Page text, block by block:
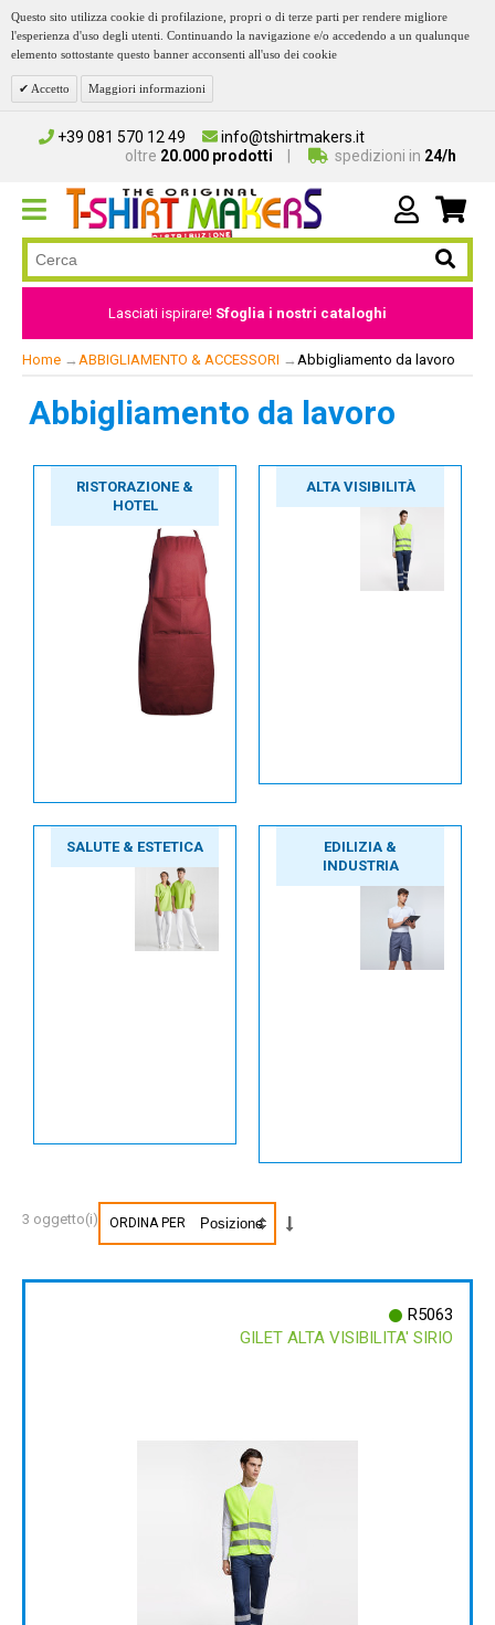
Questo sito utilizza cookie di profilazione, propri o di terze parti per rendere migliore
l'esperienza d'uso degli utenti. Continuando la navigazione e/o accedendo a un qualunque
elemento sottostante questo banner acconsenti all'uso dei cookie
Accetto Maggiori informazioni
+39 081 570 12 49
info@tshirtmakers.it
oltre 20.000 prodotti spedizioni in 24/h
Lasciati ispirare! Sfoglia i nostri cataloghi
Home → ABBIGLIAMENTO & ACCESSORI → Abbigliamento da lavoro
Abbigliamento da lavoro
RISTORAZIONE &
HOTEL
ALTA VISIBILITÀ
SALUTE & ESTETICA
EDILIZIA &
INDUSTRIA
3 oggetto(i) ORDINA PER
R5063
GILET ALTA VISIBILITA' SIRIO